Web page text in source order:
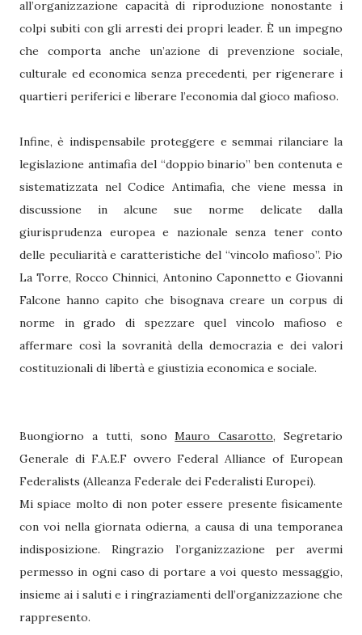
all’organizzazione capacità di riproduzione nonostante i
colpi subiti con gli arresti dei propri leader. È un impegno
che comporta anche un’azione di prevenzione sociale,
culturale ed economica senza precedenti, per rigenerare i
quartieri periferici e liberare l’economia dal gioco mafioso.
Infine, è indispensabile proteggere e semmai rilanciare la
legislazione antimafia del “doppio binario” ben contenuta e
sistematizzata nel Codice Antimafia, che viene messa in
discussione in alcune sue norme delicate dalla
giurisprudenza europea e nazionale senza tener conto
delle peculiarità e caratteristiche del “vincolo mafioso”. Pio
La Torre, Rocco Chinnici, Antonino Caponnetto e Giovanni
Falcone hanno capito che bisognava creare un corpus di
norme in grado di spezzare quel vincolo mafioso e
affermare così la sovranità della democrazia e dei valori
costituzionali di libertà e giustizia economica e sociale.
Buongiorno a tutti, sonoMauro Casarotto, Segretario
Generale di F.A.E.F ovvero Federal Alliance of European
Federalists (Alleanza Federale dei Federalisti Europei).
Mi spiace molto di non poter essere presente fisicamente
con voi nella giornata odierna, a causa di una temporanea
indisposizione. Ringrazio l’organizzazione per avermi
permesso in ogni caso di portare a voi questo messaggio,
insieme ai i saluti e i ringraziamenti dell’organizzazione che
rappresento.